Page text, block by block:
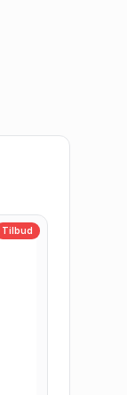
Tilbud